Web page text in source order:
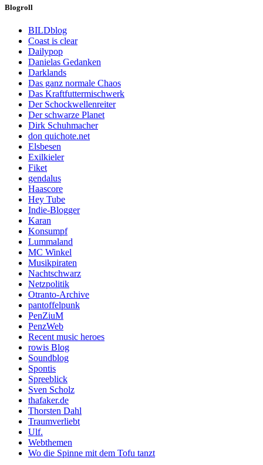
Blogroll
BILDblog
Coast is clear
Dailypop
Danielas Gedanken
Darklands
Das ganz normale Chaos
Das Kraftfuttermischwerk
Der Schockwellenreiter
Der schwarze Planet
Dirk Schuhmacher
don quichote.net
Elsbesen
Exilkieler
Fiket
gendalus
Haascore
Hey Tube
Indie-Blogger
Karan
Konsumpf
Lummaland
MC Winkel
Musikpiraten
Nachtschwarz
Netzpolitik
Otranto-Archive
pantoffelpunk
PenZiuM
PenzWeb
Recent music heroes
rowis Blog
Soundblog
Spontis
Spreeblick
Sven Scholz
thafaker.de
Thorsten Dahl
Traumverliebt
Ulf.
Webthemen
Wo die Spinne mit dem Tofu tanzt